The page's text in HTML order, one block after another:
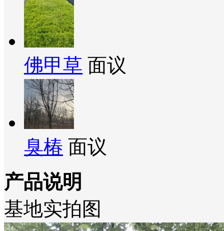
佛甲草 面议
臭椿 面议
产品说明
基地实拍图